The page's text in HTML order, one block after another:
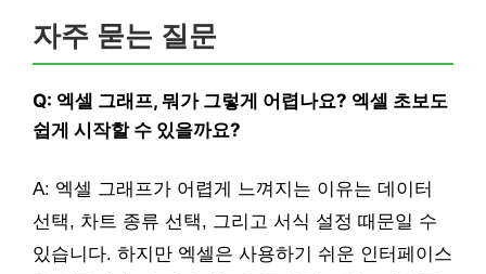
자주 묻는 질문
Q: 엑셀 그래프, 뭐가 그렇게 어렵나요? 엑셀 초보도
쉽게 시작할 수 있을까요?
A: 엑셀 그래프가 어렵게 느껴지는 이유는 데이터
선택, 차트 종류 선택, 그리고 서식 설정 때문일 수
있습니다. 하지만 엑셀은 사용하기 쉬운 인터페이스